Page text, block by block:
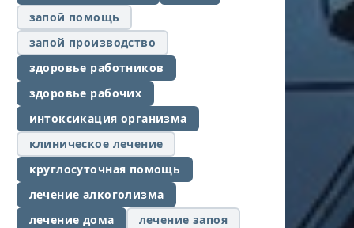
запой помощь
запой производство
здоровье работников
здоровье рабочих
интоксикация организма
клиническое лечение
круглосуточная помощь
лечение алкоголизма
лечение дома
лечение запоя